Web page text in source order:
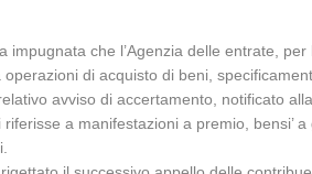
che l’Agenzia delle entrate,
di acquisto di beni,
avviso di accertamento, notificato
riferisse a manifestazioni a premio,